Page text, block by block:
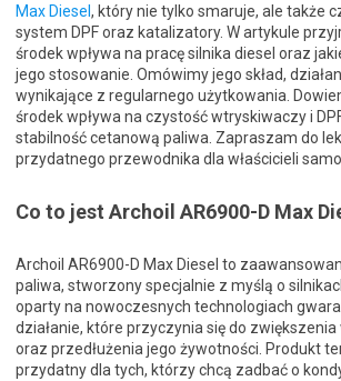
Max Diesel , który nie tylko smaruje, ale także
system DPF oraz katalizatory. W artykule
środek wpływa na pracę silnika diesel oraz
jego stosowanie. Omówimy jego skład,
wynikające z regularnego użytkowania.
środek wpływa na czystość wtryskiwaczy i
stabilność cetanową paliwa. Zapraszam do
przydatnego przewodnika dla właścicieli
Co to jest Archoil AR6900-D Max
Archoil AR6900-D Max Diesel to
paliwa, stworzony specjalnie z myślą o
oparty na nowoczesnych technologiach
działanie, które przyczynia się do
oraz przedłużenia jego żywotności. Produkt
przydatny dla tych, którzy chcą zadbać o